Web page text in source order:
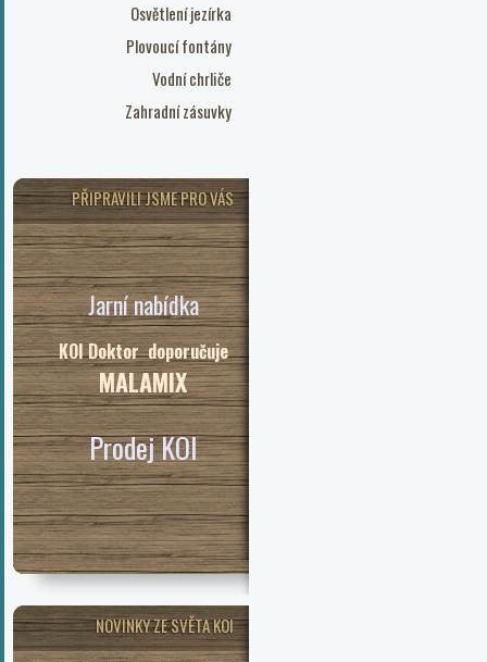
Osvětlení jezírka
Plovoucí fontány
Vodní chrliče
Zahradní zásuvky
PŘIPRAVILI JSME PRO VÁS
Jarní nabídka
KOI Doktor doporučuje
MALAMIX
Prodej KOI
NOVINKY ZE SVĚTA KOI